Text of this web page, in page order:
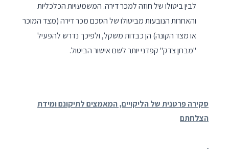
לבין ביטולו של חוזה למכר דירה. המשמעויות הכלכליות
והאחרות הנובעות מביטולו של הסכם מכר דירה (מצד המוכר
או מצד הקונה) הן כבדות משקל, ולפיכך נדרש להפעיל
"מבחן צדק" קפדני יותר לשם אישור הביטול.
סקירה פרטנית של הליקויים, המאמצים לתיקונם ומידת
הצלחתם